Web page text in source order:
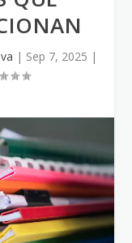
| Sep 7, 2025 |